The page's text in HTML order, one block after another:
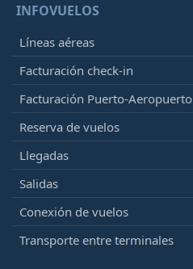
INFOVUELOS
Líneas aéreas
Facturación check-in
Facturación Puerto-Aeropuerto
Reserva de vuelos
Llegadas
Salidas
Conexión de vuelos
Transporte entre terminales